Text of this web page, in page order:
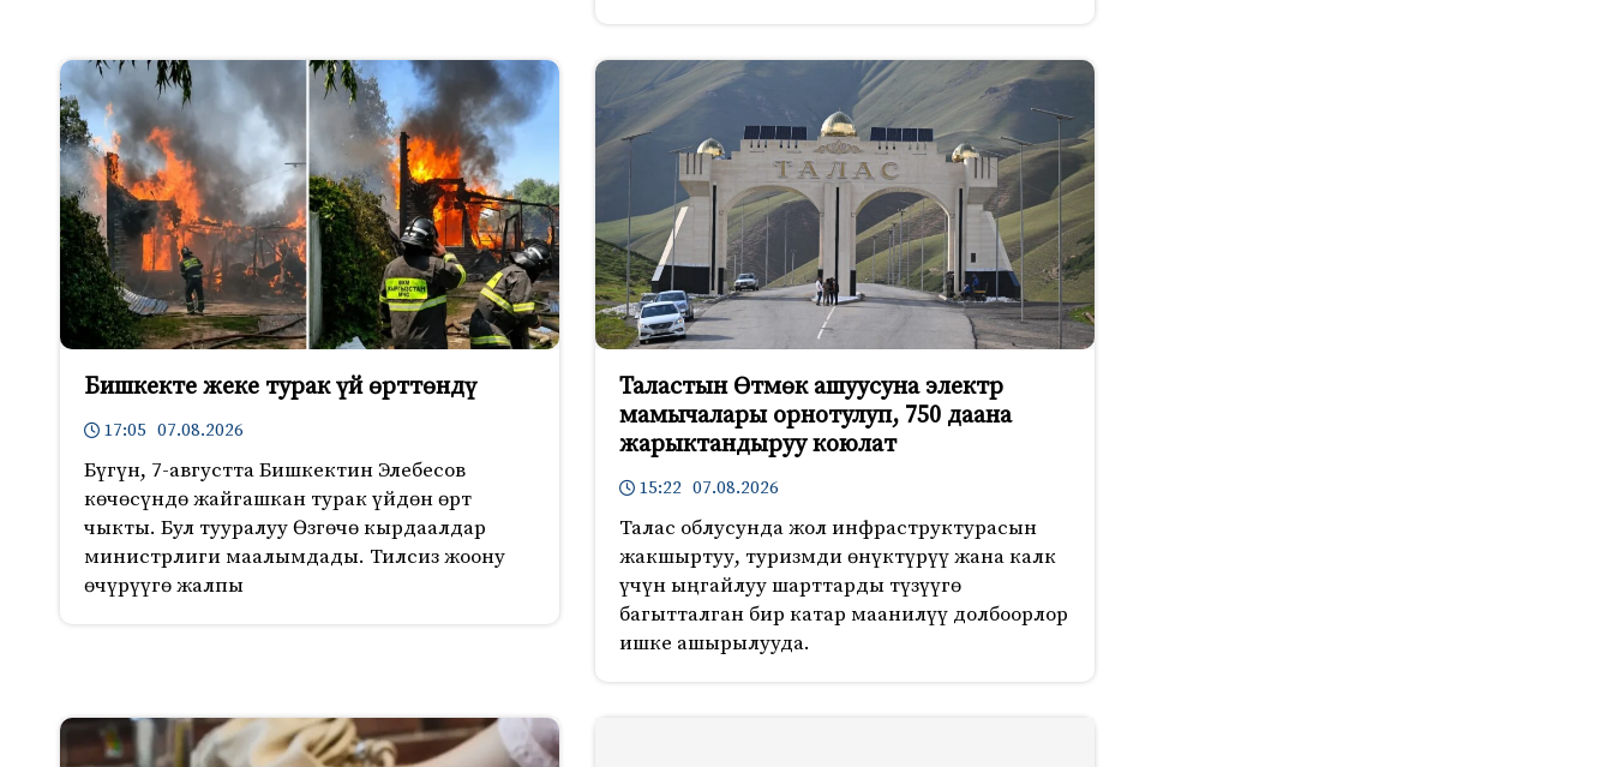
Бишкекте жеке турак үй өрттөндү
17:05 07.08.2026
Бүгүн, 7-августта Бишкектин Элебесов
көчөсүндө жайгашкан турак үйдөн өрт
чыкты. Бул тууралуу Өзгөчө кырдаалдар
министрлиги маалымдады. Тилсиз жоону
өчүрүүгө жалпы
Таластын Өтмөк ашуусуна электр
мамычалары орнотулуп, 750 даана
жарыктандыруу коюлат
15:22 07.08.2026
Талас облусунда жол инфраструктурасын
жакшыртуу, туризмди өнүктүрүү жана калк
үчүн ыңгайлуу шарттарды түзүүгө
багытталган бир катар маанилүү долбоорлор
ишке ашырылууда.